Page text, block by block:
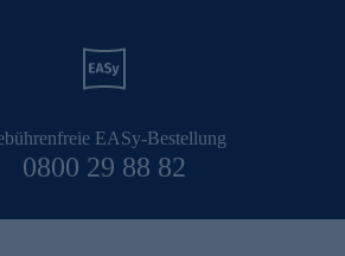
EASy-Bestellung
0800 29 88 82